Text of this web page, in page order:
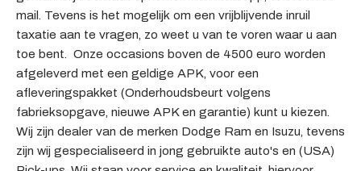
mail. Tevens is het mogelijk om een vrijblijvende inruil
taxatie aan te vragen, zo weet u van te voren waar u aan
toe bent. Onze occasions boven de 4500 euro worden
afgeleverd met een geldige APK, voor een
afleveringspakket (Onderhoudsbeurt volgens
fabrieksopgave, nieuwe APK en garantie) kunt u kiezen.
Wij zijn dealer van de merken Dodge Ram en Isuzu, tevens
zijn wij gespecialiseerd in jong gebruikte auto's en (USA)